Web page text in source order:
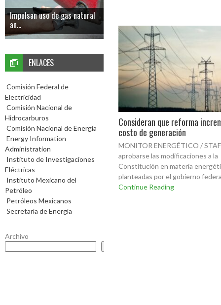
Consideran que reforma
costo de generación
MONITOR ENERGÉTICO /
aprobarse las modificaciones a la
Constitución en materia
planteadas por el gobierno
Continue Reading
Impulsan uso de gas natural
an...
ENLACES
Comisión Federal de
Electricidad
Comisión Nacional de
Hidrocarburos
Comisión Nacional de Energía
Energy Information
Administration
Instituto de Investigaciones
Eléctricas
Instituto Mexicano del
Petróleo
Petróleos Mexicanos
Secretaría de Energía
Archivo